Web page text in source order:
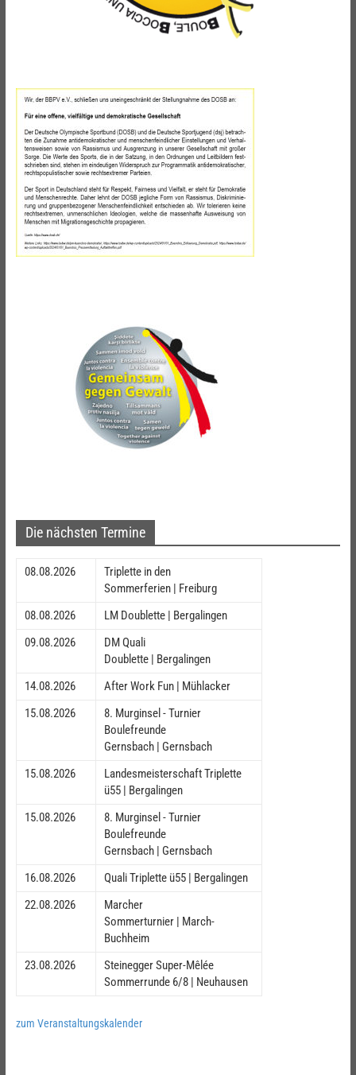
Die nächsten Termine
08.08.2026
Triplette in den
Sommerferien | Freiburg
08.08.2026
LM Doublette | Bergalingen
09.08.2026
DM Quali
Doublette | Bergalingen
14.08.2026
After Work Fun | Mühlacker
15.08.2026
8. Murginsel - Turnier
Boulefreunde
Gernsbach | Gernsbach
15.08.2026
Landesmeisterschaft Triplette
ü55 | Bergalingen
15.08.2026
8. Murginsel - Turnier
Boulefreunde
Gernsbach | Gernsbach
16.08.2026
Quali Triplette ü55 | Bergalingen
22.08.2026
Marcher
Sommerturnier | March-
Buchheim
23.08.2026
Steinegger Super-Mêlée
Sommerrunde 6/8 | Neuhausen
zum Veranstaltungskalender